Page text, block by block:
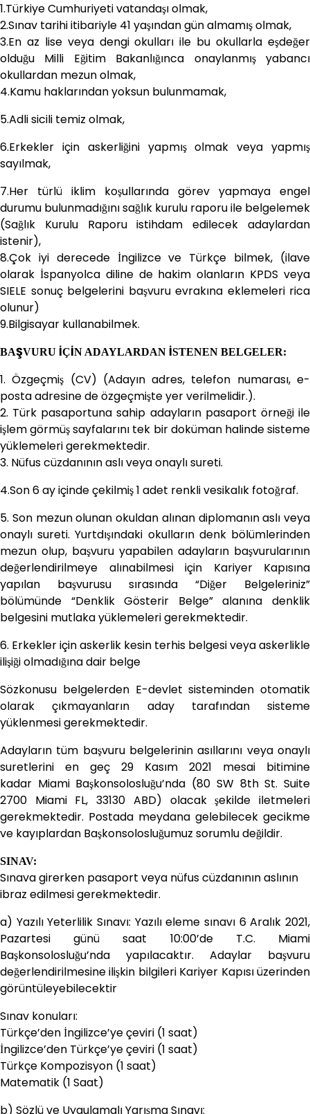
1.Türkiye Cumhuriyeti vatandaşı olmak,
2.Sınav tarihi itibariyle 41 yaşından gün almamış olmak,
3.En az lise veya dengi okulları ile bu okullarla eşdeğer
olduğu Milli Eğitim Bakanlığınca onaylanmış yabancı
okullardan mezun olmak,
4.Kamu haklarından yoksun bulunmamak,
5.Adli sicili temiz olmak,
6.Erkekler için askerliğini yapmış olmak veya yapmış
sayılmak,
7.Her türlü iklim koşullarında görev yapmaya engel
durumu bulunmadığını sağlık kurulu raporu ile belgelemek
(Sağlık Kurulu Raporu istihdam edilecek adaylardan
istenir),
8.Çok iyi derecede İngilizce ve Türkçe bilmek, (ilave
olarak İspanyolca diline de hakim olanların KPDS veya
SIELE sonuç belgelerini başvuru evrakına eklemeleri rica
olunur)
9.Bilgisayar kullanabilmek.
BAŞVURU İÇİN ADAYLARDAN İSTENEN BELGELER:
1. Özgeçmiş (CV) (Adayın adres, telefon numarası, e-
posta adresine de özgeçmişte yer verilmelidir.).
2. Türk pasaportuna sahip adayların pasaport örneği ile
işlem görmüş sayfalarını tek bir doküman halinde sisteme
yüklemeleri gerekmektedir.
3. Nüfus cüzdanının aslı veya onaylı sureti.
4.Son 6 ay içinde çekilmiş 1 adet renkli vesikalık fotoğraf.
5. Son mezun olunan okuldan alınan diplomanın aslı veya
onaylı sureti. Yurtdışındaki okulların denk bölümlerinden
mezun olup, başvuru yapabilen adayların başvurularının
değerlendirilmeye alınabilmesi için Kariyer Kapısına
yapılan başvurusu sırasında “Diğer Belgeleriniz”
bölümünde “Denklik Gösterir Belge” alanına denklik
belgesini mutlaka yüklemeleri gerekmektedir.
6. Erkekler için askerlik kesin terhis belgesi veya askerlikle
ilişiği olmadığına dair belge
Sözkonusu belgelerden E-devlet sisteminden otomatik
olarak çıkmayanların aday tarafından sisteme
yüklenmesi gerekmektedir.
Adayların tüm başvuru belgelerinin asıllarını veya onaylı
suretlerini en geç 29 Kasım 2021 mesai bitimine
kadar Miami Başkonsolosluğu’nda (80 SW 8th St. Suite
2700 Miami FL, 33130 ABD) olacak şekilde iletmeleri
gerekmektedir. Postada meydana gelebilecek gecikme
ve kayıplardan Başkonsolosluğumuz sorumlu değildir.
SINAV:
Sınava girerken pasaport veya nüfus cüzdanının aslının
ibraz edilmesi gerekmektedir.
a) Yazılı Yeterlilik Sınavı: Yazılı eleme sınavı 6 Aralık 2021,
Pazartesi günü saat 10:00’de T.C. Miami
Başkonsolosluğu’nda yapılacaktır. Adaylar başvuru
değerlendirilmesine ilişkin bilgileri Kariyer Kapısı üzerinden
görüntüleyebilecektir
Sınav konuları:
Türkçe’den İngilizce’ye çeviri (1 saat)
İngilizce’den Türkçe’ye çeviri (1 saat)
Türkçe Kompozisyon (1 saat)
Matematik (1 Saat)
b) Sözlü ve Uygulamalı Yarışma Sınavı: